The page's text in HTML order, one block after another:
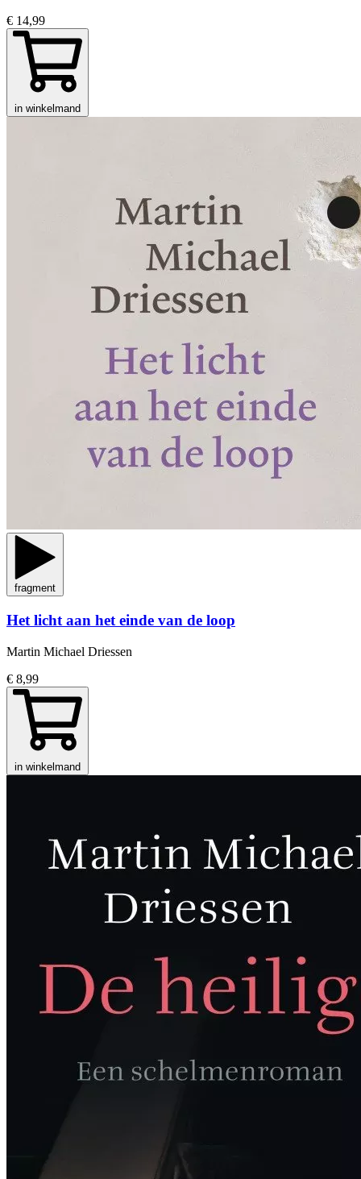
€ 14,99
in winkelmand
fragment
Het licht aan het einde van de loop
Martin Michael Driessen
€ 8,99
in winkelmand